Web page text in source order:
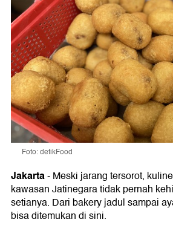
Foto: detikFood
Jakarta-Meski jarang tersorot,
kawasan Jatinegara tidak pernah
setianya. Dari bakery jadul sampai
bisa ditemukan di sini.